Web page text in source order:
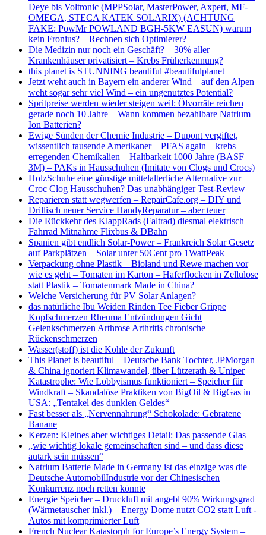
Deye bis Voltronic (MPPSolar, MasterPower, Axpert, MF-
OMEGA, STECA KATEK SOLARIX) (ACHTUNG
FAKE: PowMr POWLAND BGH-5KW EASUN) warum
kein Fronius? – Rechnen sich Optimierer?
Die Medizin nur noch ein Geschäft? – 30% aller
Krankenhäuser privatisiert – Krebs Früherkennung?
this planet is STUNNING beautiful #beautifulplanet
Jetzt weht auch in Bayern ein anderer Wind – auf den Alpen
weht sogar sehr viel Wind – ein ungenutztes Potential?
Spritpreise werden wieder steigen weil: Ölvorräte reichen
gerade noch 10 Jahre – Wann kommen bezahlbare Natrium
Ion Batterien?
Ewige Sünden der Chemie Industrie – Dupont vergiftet,
wissentlich tausende Amerikaner – PFAS again – krebs
erregenden Chemikalien – Haltbarkeit 1000 Jahre (BASF
3M) – PAKs in Hausschuhen (Imitate von Clogs und Crocs)
HolzSchuhe eine günstige mittelalterliche Alternative zur
Croc Clog Hausschuhen? Das unabhängiger Test-Review
Reparieren statt wegwerfen – RepairCafe.org – DIY und
Drillisch neuer Service HandyReparatur – aber teuer
Die Rückkehr des KlappRads (Faltrad) diesmal elektrisch –
Fahrrad Mitnahme Flixbus & DBahn
Spanien gibt endlich Solar-Power – Frankreich Solar Gesetz
auf Parkplätzen – Solar unter 50Cent pro 1WattPeak
Verpackung ohne Plastik – Bioland und Rewe machen vor
wie es geht – Tomaten im Karton – Haferflocken in Zellulose
statt Plastik – Tomatenmark Made in China?
Welche Versicherung für PV Solar Anlagen?
das natürliche Ibu Weiden Rinden Tee Fieber Grippe
Kopfschmerzen Rheuma Entzündungen Gicht
Gelenkschmerzen Arthrose Arthritis chronische
Rückenschmerzen
Wasser(stoff) ist die Kohle der Zukunft
This Planet is beautiful – Deutsche Bank Tochter, JPMorgan
& China ignoriert Klimawandel, über Lützerath & Uniper
Katastrophe: Wie Lobbyismus funktioniert – Speicher für
Windkraft – Skandalöse Praktiken von BigOil & BigGas in
USA: „Tentakel des dunklen Geldes“
Fast besser als „Nervennahrung“ Schokolade: Gebratene
Banane
Kerzen: Kleines aber wichtiges Detail: Das passende Glas
„wie wichtig lokale gemeinschaften sind – und dass diese
autark sein müssen“
Natrium Batterie Made in Germany ist das einzige was die
Deutsche AutomobilIndustrie vor der Chinesischen
Konkurrenz noch retten könnte
Energie Speicher – Druckluft mit angebl 90% Wirkungsgrad
(Wärmetauscher inkl.) – Energy Dome nutzt CO2 statt Luft -
Autos mit komprimierter Luft
French Nuclear Katastorph for Europe’s Energy System –